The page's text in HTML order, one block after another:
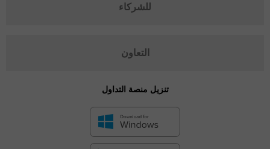
للشركاء
التعاون
تنزيل منصة التداول